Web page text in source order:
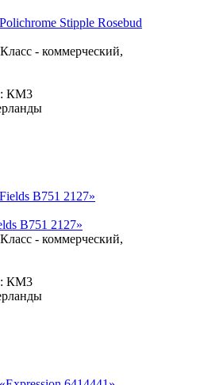
Stipple Rosebud
- коммерческий,
КМ3
B751 2127»
- коммерческий,
КМ3